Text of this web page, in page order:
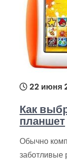
22 июня
Как
планшет
Обычно
заботливые